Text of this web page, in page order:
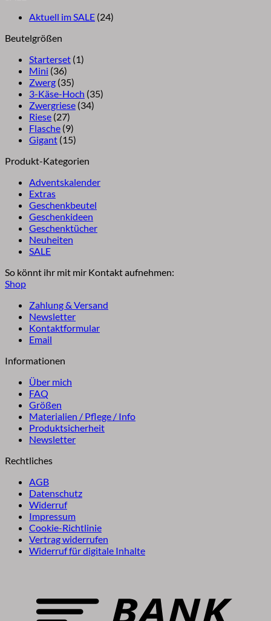
der
Produktseite
gewählt
werden
Aktuell im SALE (24)
Beutelgrößen
Starterset (1)
Mini (36)
Zwerg (35)
3-Käse-Hoch (35)
Zwergriese (34)
Riese (27)
Flasche (9)
Gigant (15)
Produkt-Kategorien
Adventskalender
Extras
Geschenkbeutel
Geschenkideen
Geschenktücher
Neuheiten
SALE
So könnt ihr mit mir Kontakt aufnehmen:
Shop
Zahlung & Versand
Newsletter
Kontaktformular
Email
Informationen
Über mich
FAQ
Größen
Materialien / Pflege / Info
Produktsicherheit
Newsletter
Rechtliches
AGB
Datenschutz
Widerruf
Impressum
Cookie-Richtlinie
Vertrag widerrufen
Widerruf für digitale Inhalte